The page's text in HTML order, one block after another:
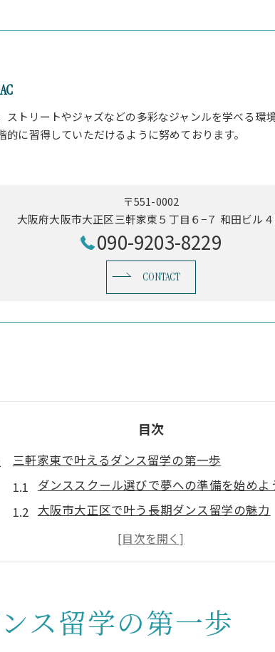
ストリートやジャズなどの多彩なジャンルを学べる環
に習得していただけるように努めております。
〒551-0002
大阪府大阪市大正区三軒家東５丁目６−７ 和田ビル
090-9203-8229
CONTACT
目次
三軒家東で叶えるダンス留学の第一歩
ダンススクール選びで夢への準備を始めよ
大阪市大正区で叶う長期ダンス留学の魅力
ストリートダンス初心者も安心のサポート
ダンススクール体験で自分に合う環境を探
ダンススクール選びが未来を変える理由
長期留学に直結するダンススクールの特徴
ス留学の第一歩